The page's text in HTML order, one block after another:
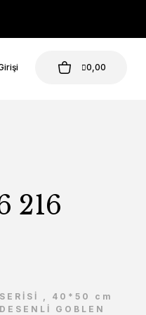
0,00
216
, 40*50 cm
GOBLEN